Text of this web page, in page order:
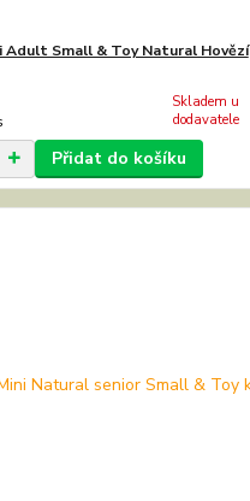
Adult Small & Toy Natural Hovězí
Skladem u
dodavatele
Přidat do košíku